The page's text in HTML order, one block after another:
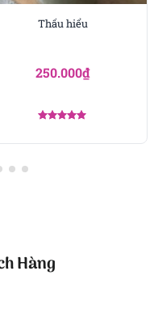
mộ và biết ơn.
bạn đang tìm
thay bạn nói lời
Thấu hiểu
250.000₫
Hàng